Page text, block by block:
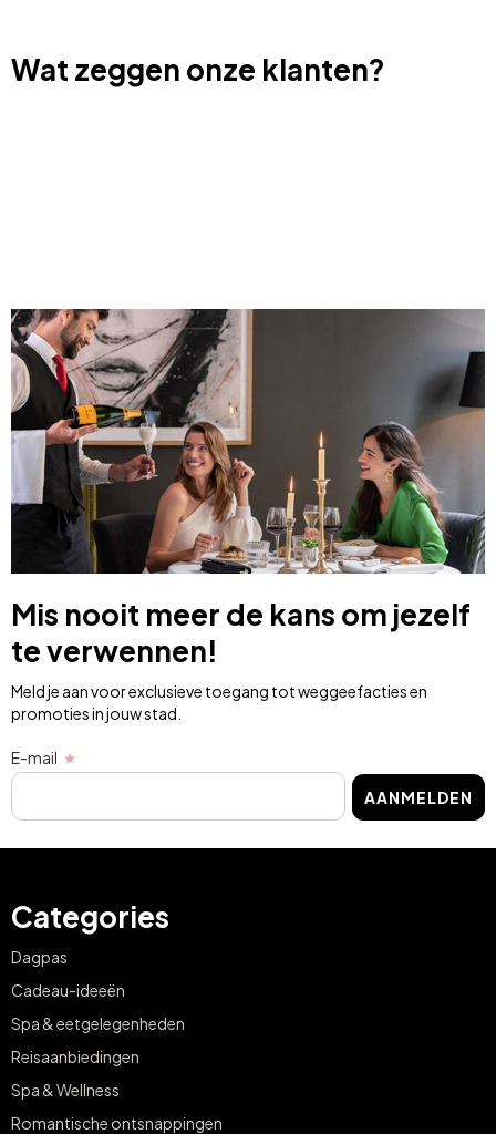
Wat zeggen onze klanten?
Mis nooit meer de kans om jezelf
te verwennen!
Meld je aan voor exclusieve toegang tot weggeefacties en
promoties in jouw stad.
E-mail
AANMELDEN
Categories
Dagpas
Cadeau-ideeën
Spa & eetgelegenheden
Reisaanbiedingen
Spa & Wellness
Romantische ontsnappingen